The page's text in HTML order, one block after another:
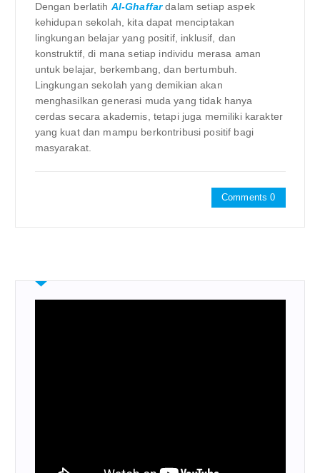
Dengan berlatih Al-Ghaffardalam setiap aspek
kehidupan sekolah, kita dapat menciptakan
lingkungan belajar yang positif, inklusif, dan
konstruktif, di mana setiap individu merasa aman
untuk belajar, berkembang, dan bertumbuh.
Lingkungan sekolah yang demikian akan
menghasilkan generasi muda yang tidak hanya
cerdas secara akademis, tetapi juga memiliki karakter
yang kuat dan mampu berkontribusi positif bagi
masyarakat.
Comments 0